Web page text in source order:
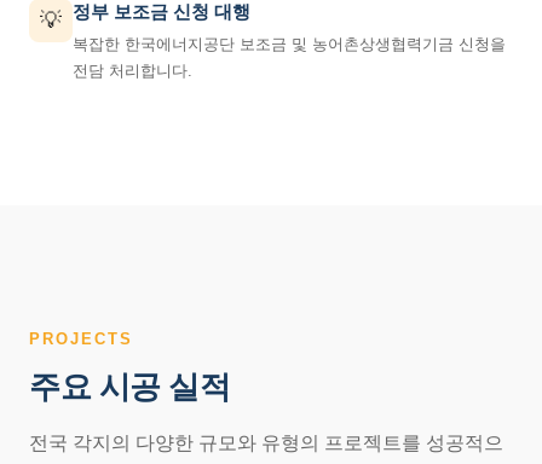
💡 정부 보조금 신청 대행
복잡한 한국에너지공단 보조금 및 농어촌상생협력기금 신청을
전담 처리합니다.
PROJECTS
주요 시공 실적
전국 각지의 다양한 규모와 유형의 프로젝트를 성공적으